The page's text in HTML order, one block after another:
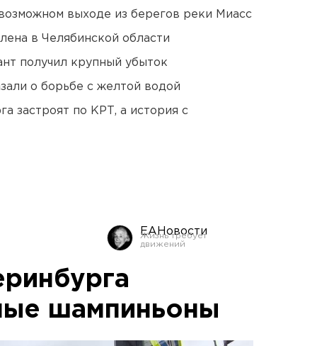
выходе из берегов реки Миасс
в Челябинской области
получил крупный убыток
о борьбе с желтой водой
застроят по КРТ, а история с
ЕАНовости
шампиньоны